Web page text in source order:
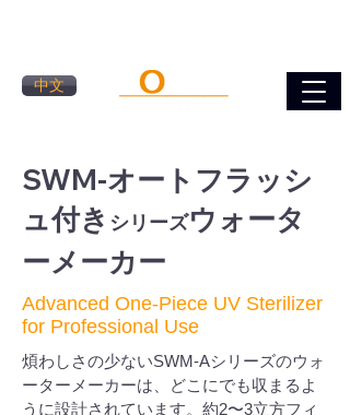
中文
SWM-オートフラッシ
ュ付き シリーズウォータ
ーメーカー
Advanced One-Piece UV Sterilizer
for Professional Use
煩わしさの少ないSWM-Aシリーズのウォ
ーターメーカーは、どこにでも収まるよ
うに設計されています。約2〜3立方フィ